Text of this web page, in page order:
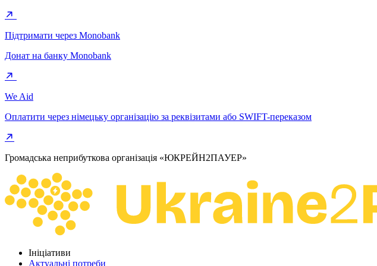
Підтримати через Monobank
Донат на банку Monobank
We Aid
Оплатити через німецьку організацію за реквізитами або SWIFT-переказом
Громадська неприбуткова організація «ЮКРЕЙН2ПАУЕР»
Ініціативи
Актуальні потреби